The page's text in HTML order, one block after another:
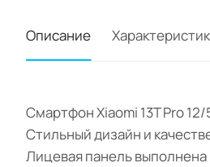
Описание
Смартфон Xiaomi 13T Pro
Стильный дизайн и
Лицевая панель